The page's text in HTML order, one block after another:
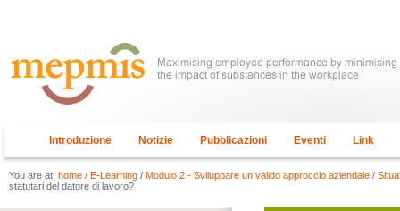
Introduzione Notizie Pubblicazioni Eventi Link
You are at: home / E-Learning / Modulo 2 - Sviluppare un valido approccio aziendale /
statutari del datore di lavoro?